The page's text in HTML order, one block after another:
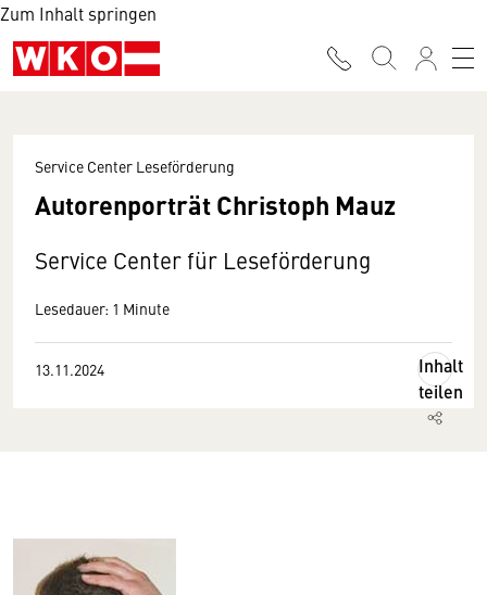
Zum Inhalt springen
Service Center Leseförderung
Autorenporträt Christoph Mauz
Service Center für Leseförderung
Lesedauer: 1 Minute
13.11.2024
Inhalt
teilen